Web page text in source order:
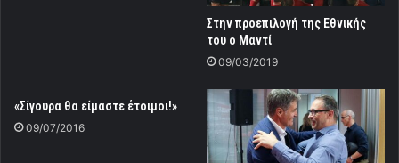
Στην προεπιλογή της Εθνικής
του ο Μαντί
09/03/2019
«Σίγουρα θα είμαστε έτοιμοι!»
09/07/2016